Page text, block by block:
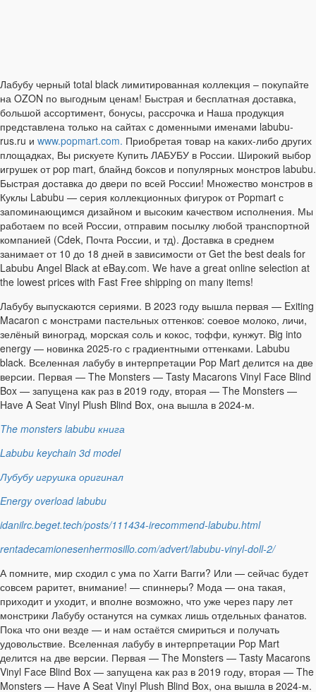
Лабубу черный total black лимитированная коллекция – покупайте
на OZON по выгодным ценам! Быстрая и бесплатная доставка,
большой ассортимент, бонусы, рассрочка и Наша продукция
представлена только на сайтах с доменными именами labubu-
rus.ru и www.popmart.com. Приобретая товар на каких-либо других
площадках, Вы рискуете Купить ЛАБУБУ в России. Широкий выбор
игрушек от pop mart, блайнд боксов и популярных монстров labubu.
Быстрая доставка до двери по всей России! Множество монстров в
Куклы Labubu — серия коллекционных фигурок от Popmart с
запоминающимся дизайном и высоким качеством исполнения. Мы
работаем по всей России, отправим посылку любой транспортной
компанией (Cdek, Почта России, и тд). Доставка в среднем
занимает от 10 до 18 дней в зависимости от Get the best deals for
Labubu Angel Black at eBay.com. We have a great online selection at
the lowest prices with Fast Free shipping on many items!
Лабубу выпускаются сериями. В 2023 году вышла первая — Exiting
Macaron с монстрами пастельных оттенков: соевое молоко, личи,
зелёный виноград, морская соль и кокос, тоффи, кунжут. Big into
energy — новинка 2025-го с градиентными оттенками. Labubu
black. Вселенная лабубу в интерпретации Pop Mart делится на две
версии. Первая — The Monsters — Tasty Macarons Vinyl Face Blind
Box — запущена как раз в 2019 году, вторая — The Monsters —
Have A Seat Vinyl Plush Blind Box, она вышла в 2024-м.
The monsters labubu книга
Labubu keychain 3d model
Лубубу игрушка оригинал
Energy overload labubu
idanilrc.beget.tech/posts/111434-irecommend-labubu.html
rentadecamionesenhermosillo.com/advert/labubu-vinyl-doll-2/
А помните, мир сходил с ума по Хагги Вагги? Или — сейчас будет
совсем раритет, внимание! — спиннеры? Мода — она такая,
приходит и уходит, и вполне возможно, что уже через пару лет
монстрики Лабубу останутся на сумках лишь отдельных фанатов.
Пока что они везде — и нам остаётся смириться и получать
удовольствие. Вселенная лабубу в интерпретации Pop Mart
делится на две версии. Первая — The Monsters — Tasty Macarons
Vinyl Face Blind Box — запущена как раз в 2019 году, вторая — The
Monsters — Have A Seat Vinyl Plush Blind Box, она вышла в 2024-м.